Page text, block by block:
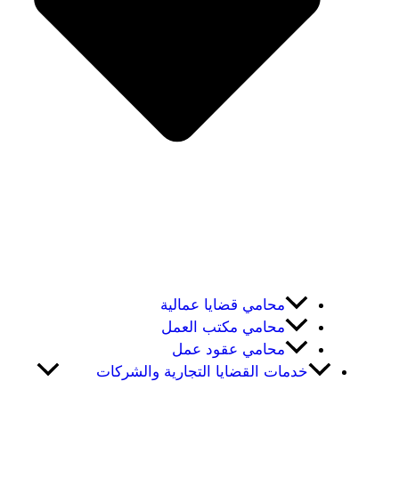
محامي قضايا عمالية
محامي مكتب العمل
محامي عقود عمل
خدمات القضايا التجارية والشركات